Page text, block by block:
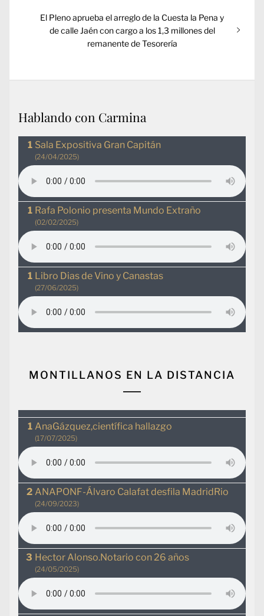
Entrada
siguiente:
El Pleno aprueba el arreglo de la Cuesta la Pena y
de calle Jaén con cargo a los 1,3 millones del
remanente de Tesorería
Hablando con Carmina
Sala Expositiva Gran Capitán
(24/04/2025)
Rafa Polonio presenta Mundo Extraño
(02/02/2025)
Libro Dias de Vino y Canastas
(27/06/2025)
MONTILLANOS EN LA DISTANCIA
AnaGázquez,científica hallazgo
(17/07/2025)
ANAPONF-Álvaro Calafat desfila MadridRio
(24/09/2023)
Hector Alonso.Notario con 26 años
(24/05/2025)